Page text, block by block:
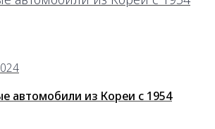
автомобили из Кореи с 1954